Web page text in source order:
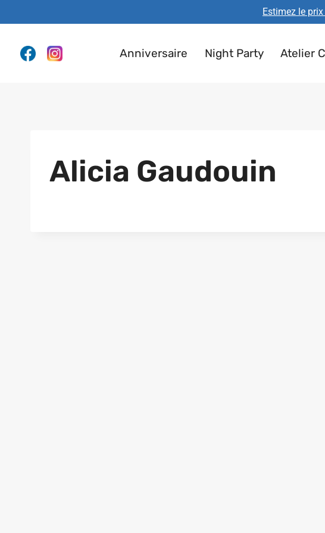
au
contenu
Estimez le
Anniversaire Night Party Atelier
Alicia Gaudouin